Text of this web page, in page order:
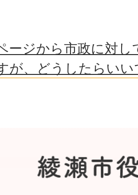
ージから市政に対し
が、どうしたらいい